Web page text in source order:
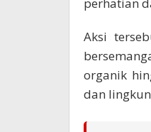
Aksi
organik
dan